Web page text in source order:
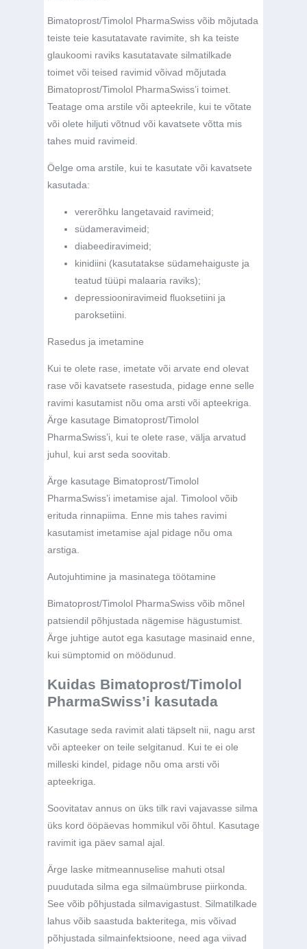
Bimatoprost/Timolol PharmaSwiss võib mõjutada
teiste teie kasutatavate ravimite, sh ka teiste
glaukoomi raviks kasutatavate silmatilkade
toimet või teised ravimid võivad mõjutada
Bimatoprost/Timolol PharmaSwiss’i toimet.
Teatage oma arstile või apteekrile, kui te võtate
või olete hiljuti võtnud või kavatsete võtta mis
tahes muid ravimeid.
Öelge oma arstile, kui te kasutate või kavatsete
kasutada:
vererõhku langetavaid ravimeid;
südameravimeid;
diabeediravimeid;
kinidiini (kasutatakse südamehaiguste ja
teatud tüüpi malaaria raviks);
depressiooniravimeid fluoksetiini ja
paroksetiini.
Rasedus ja imetamine
Kui te olete rase, imetate või arvate end olevat
rase või kavatsete rasestuda, pidage enne selle
ravimi kasutamist nõu oma arsti või apteekriga.
Ärge kasutage Bimatoprost/Timolol
PharmaSwiss’i, kui te olete rase, välja arvatud
juhul, kui arst seda soovitab.
Ärge kasutage Bimatoprost/Timolol
PharmaSwiss’i imetamise ajal. Timolool võib
erituda rinnapiima. Enne mis tahes ravimi
kasutamist imetamise ajal pidage nõu oma
arstiga.
Autojuhtimine ja masinatega töötamine
Bimatoprost/Timolol PharmaSwiss võib mõnel
patsiendil põhjustada nägemise hägustumist.
Ärge juhtige autot ega kasutage masinaid enne,
kui sümptomid on möödunud.
Kuidas Bimatoprost/Timolol
PharmaSwiss’i kasutada
Kasutage seda ravimit alati täpselt nii, nagu arst
või apteeker on teile selgitanud. Kui te ei ole
milleski kindel, pidage nõu oma arsti või
apteekriga.
Soovitatav annus on üks tilk ravi vajavasse silma
üks kord ööpäevas hommikul või õhtul. Kasutage
ravimit iga päev samal ajal.
Ärge laske mitmeannuselise mahuti otsal
puudutada silma ega silmaümbruse piirkonda.
See võib põhjustada silmavigastust. Silmatilkade
lahus võib saastuda bakteritega, mis võivad
põhjustada silmainfektsioone, need aga viivad